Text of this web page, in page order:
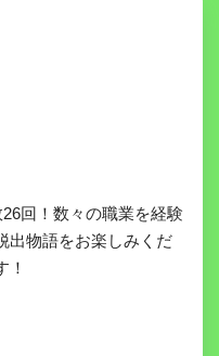
回！数々の職業を経験
出物語をお楽しみくだ
！